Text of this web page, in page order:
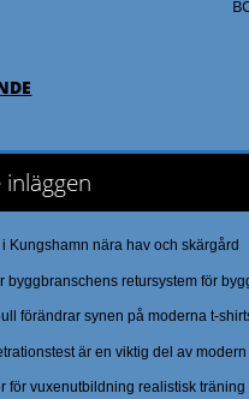
inläggen
i Kungshamn nära hav och skärgård
byggbranschens retursystem för
förändrar synen på moderna t-
är en viktig del av
för vuxenutbildning realistisk